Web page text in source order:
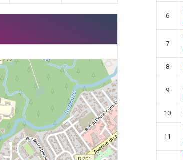
6
7
8
9
10
11